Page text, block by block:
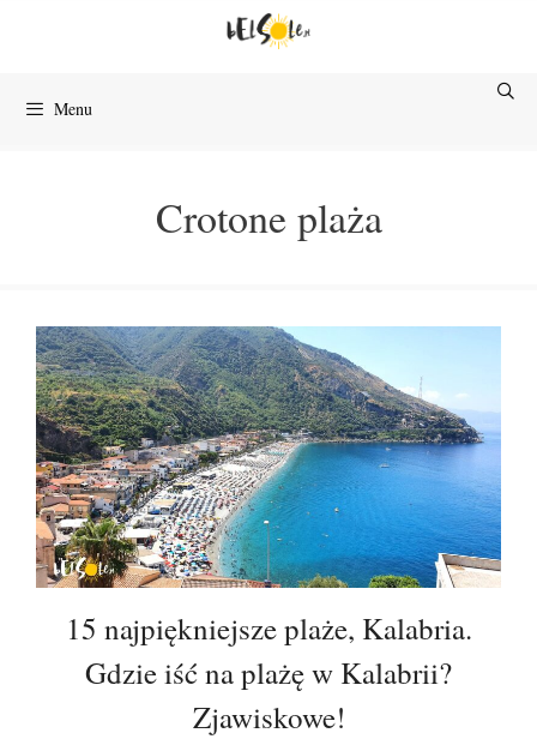
Menu
Crotone plaża
15 najpiękniejsze plaże, Kalabria.
Gdzie iść na plażę w Kalabrii?
Zjawiskowe!